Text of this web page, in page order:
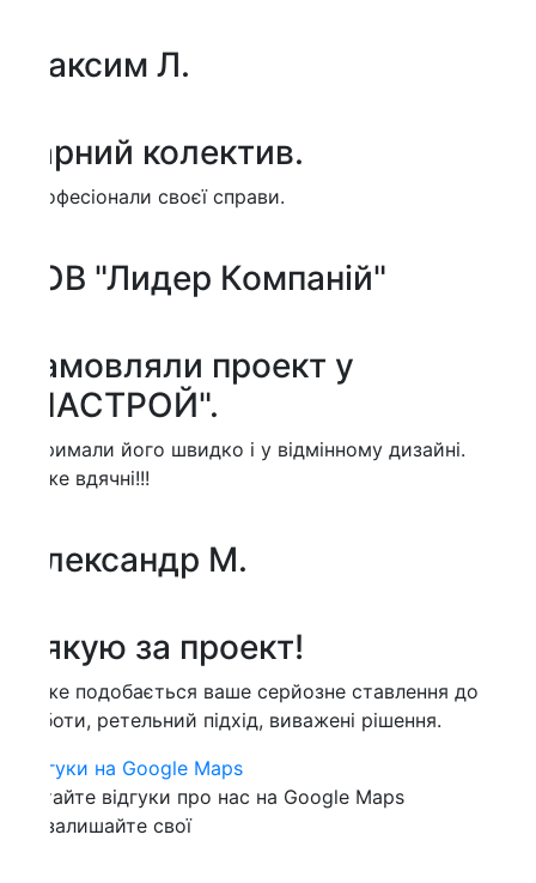
Л.
колектив.
своєї справи.
"Лидер Компаній"
проект у
його швидко і у відмінному дизайні.
вдячні!!!
М.
за проект!
подобається ваше серйозне ставлення до
ретельний підхід, виважені рішення.
на Google Maps
відгуки про нас на Google Maps
свої